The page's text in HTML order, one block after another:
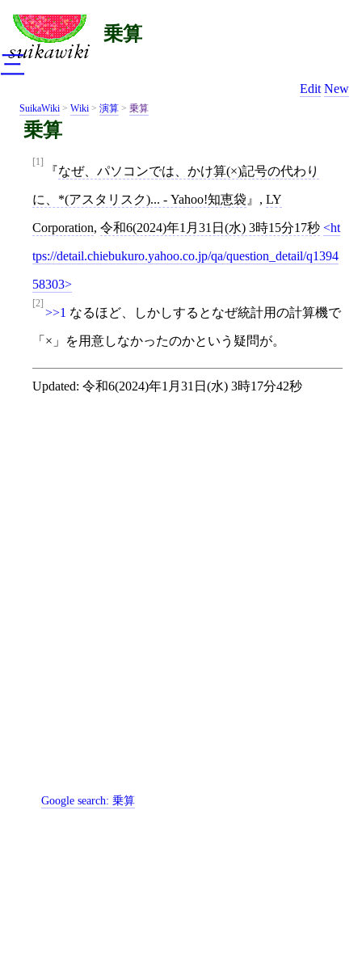
乗算
Edit New
SuikaWiki > Wiki > 演算 > 乗算
乗算
[1]
なぜ、パソコンでは、かけ算(×)記号の代わり
に、*(アスタリスク)... - Yahoo!知恵袋 , LY
Corporation, 令和6(2024)年1月31日(水) 3時15分17秒 ht
tps://detail.chiebukuro.yahoo.co.jp/qa/question_detail/q1394
58303
[2]
>>1 なるほど、しかしするとなぜ統計用の計算機で
「×」を用意しなかったのかという疑問が。
Updated: 令和6(2024)年1月31日(水) 3時17分42秒
Google search:乗算
三